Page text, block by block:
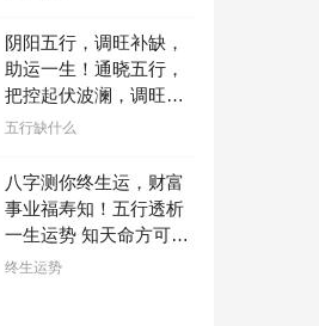
阴阳五行，调旺补缺，
助运一生！通晓五行，
把控起伏波澜，调旺补
缺，助运你的一生！
五行缺什么
八字测你终生运，财富
事业福寿知！五行透析
一生运势 知天命方可福
寿绵长终生富贵！
终生运势